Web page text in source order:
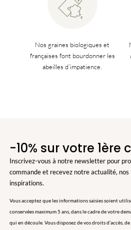
Nos graines biologiques et
françaises font bourdonner les
abeilles d’impatience.
-10% sur votre 1ère
Inscrivez-vous à notre newsletter pour
commande et recevez notre actualité, nos
inspirations.
Vous acceptez que les informations saisies soient
conservées maximum 5 ans, dans le cadre de votre
qui en découle. Vous disposez de vos droits d’accès,